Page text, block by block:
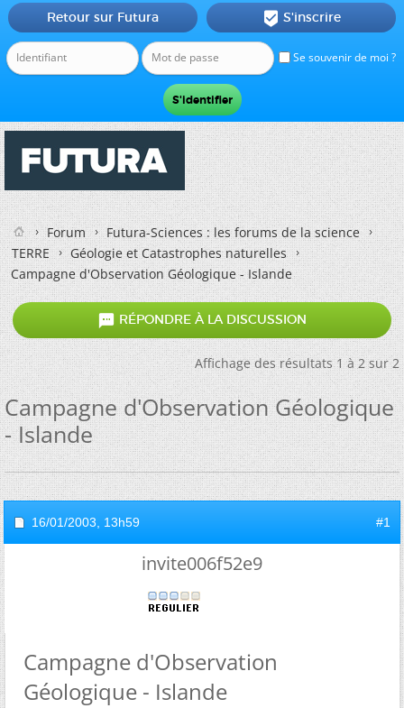
Se souvenir de moi ?
Retour sur Futura  S'inscrire
Forum
Futura-Sciences : les forums de la science
TERRE
Géologie et Catastrophes naturelles
Campagne d'Observation Géologique - Islande
 RÉPONDRE À LA DISCUSSION
Affichage des résultats 1 à 2 sur 2
Campagne d'Observation Géologique
- Islande
16/01/2003, 13h59 #1
invite006f52e9
Campagne d'Observation
Géologique - Islande